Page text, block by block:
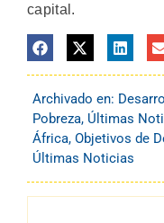
capital.
Archivado en:
Pobreza, Últimas
África, Objetivos de
Últimas Noticias